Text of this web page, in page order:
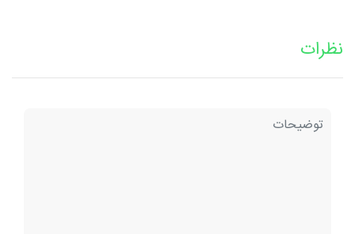
نظرات